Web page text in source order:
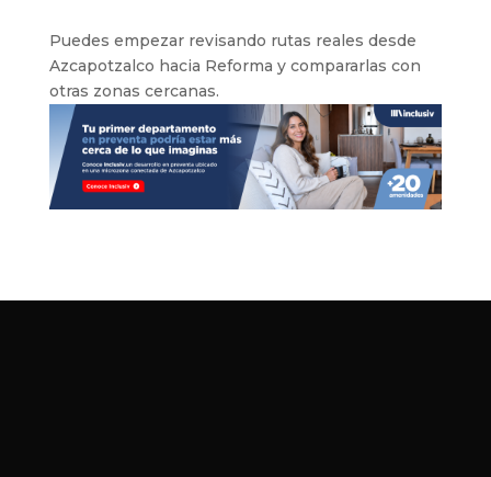
Puedes empezar revisando rutas reales desde
Azcapotzalco hacia Reforma y compararlas con
otras zonas cercanas.